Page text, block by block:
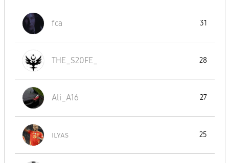
fca 31
THE_S20FE_ 28
Ali_A16 27
ɪʟʏᴀs 25